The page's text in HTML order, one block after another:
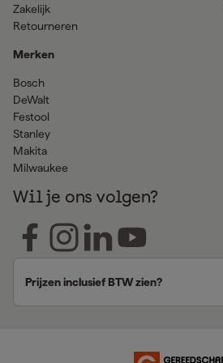
Zakelijk
Retourneren
Merken
Bosch
DeWalt
Festool
Stanley
Makita
Milwaukee
Wil je ons volgen?
Prijzen inclusief BTW zien?